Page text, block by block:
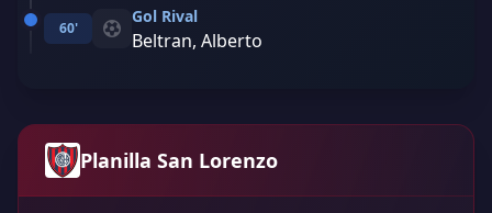
60'
Gol Rival
Beltran, Alberto
Planilla San Lorenzo